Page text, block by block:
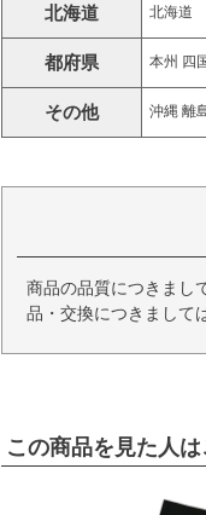
北海道 北海道
都府県 本州 四
その他 沖縄 離
商品の品質につきまし
品・交換につきまして
この商品を見た人